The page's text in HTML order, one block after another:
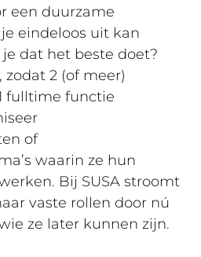
een duurzame
eindeloos uit kan
dat het beste doet?
2 (of meer)
fulltime functie
of
waarin ze hun
Bij SUSA stroomt
vaste rollen door nú
ze later kunnen zijn.